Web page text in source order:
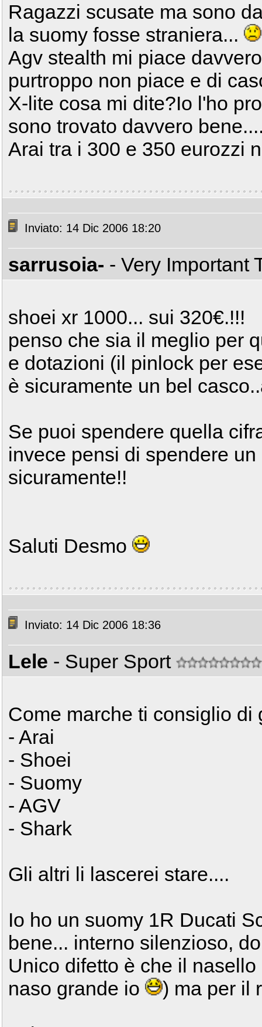
Ragazzi scusate ma sono
la suomy fosse straniera...
Agv stealth mi piace
purtroppo non piace e di
X-lite cosa mi dite?Io l'ho
sono trovato davvero
Arai tra i 300 e 350 eurozzi
Inviato: 14 Dic 2006 18:20
sarrusoia- - Very Important
shoei xr 1000... sui 320€.!!!
penso che sia il meglio per
e dotazioni (il pinlock per
è sicuramente un bel
Se puoi spendere quella
invece pensi di spendere
sicuramente!!
Saluti Desmo
Inviato: 14 Dic 2006 18:36
Lele - Super Sport
Come marche ti consiglio di
- Arai
- Shoei
- Suomy
- AGV
- Shark
Gli altri li lascerei stare....
Io ho un suomy 1R Ducati
bene... interno silenzioso,
Unico difetto è che il
naso grande io
) ma per il